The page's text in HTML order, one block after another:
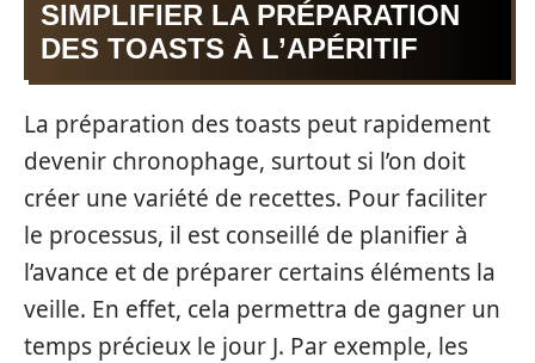
SIMPLIFIER LA PRÉPARATION
DES TOASTS À L’APÉRITIF
La préparation des toasts peut rapidement
devenir chronophage, surtout si l’on doit
créer une variété de recettes. Pour faciliter
le processus, il est conseillé de planifier à
l’avance et de préparer certains éléments la
veille. En effet, cela permettra de gagner un
temps précieux le jour J. Par exemple, les